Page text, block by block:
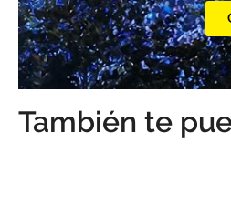
También te